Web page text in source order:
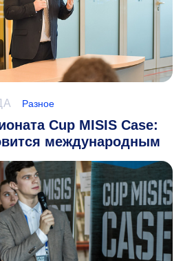
Разное
Cup MISIS Case:
международным